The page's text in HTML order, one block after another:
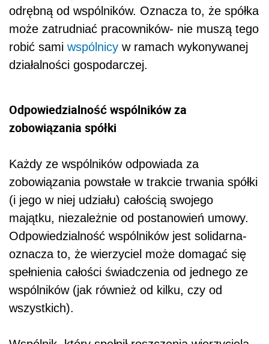
odrębną od wspólników. Oznacza to, że spółka
może zatrudniać pracowników- nie muszą tego
robić sami wspólnicy w ramach wykonywanej
działalności gospodarczej.
Odpowiedzialność wspólników za
zobowiązania spółki
Każdy ze wspólników odpowiada za
zobowiązania powstałe w trakcie trwania spółki
(i jego w niej udziału) całością swojego
majątku, niezależnie od postanowień umowy.
Odpowiedzialność wspólników jest solidarna-
oznacza to, że wierzyciel może domagać się
spełnienia całości świadczenia od jednego ze
wspólników (jak również od kilku, czy od
wszystkich).